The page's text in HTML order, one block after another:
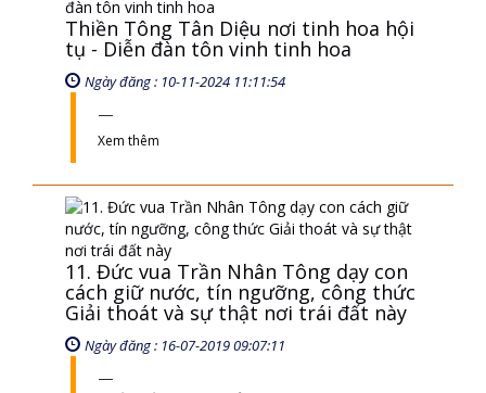
Ngày đăng : 10-11-2024 11:11:54
Xem thêm
11. Đức vua Trần Nhân Tông dạy con
cách giữ nước, tín ngưỡng, công thức
Giải thoát và sự thật nơi trái đất này
Ngày đăng : 16-07-2019 09:07:11
Suốt chiều dài lịch sử Việt Nam, chúng tôi
sưu tầm chưa thấy có một vị vua nào khi
truyền ngôi vua lại cho con mà dạy rất rõ
Xem thêm